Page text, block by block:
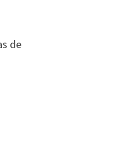
de